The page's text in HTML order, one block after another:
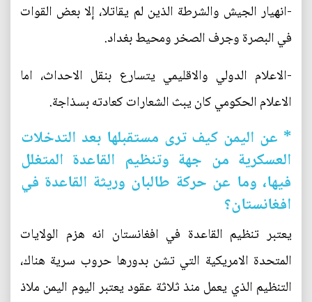
-انهيار الجيش والشرطة الذين لم يقاتلا، إلا بعض القوات
في البصرة وجرف الصخر ومحيط بغداد.
-الاعلام الدولي والاقليمي يتسارع بنقل الاحداث، اما
الاعلام الحكومي كان يبث الشعارات كعادته بسذاجة.
* عن اليمن كيف ترى مستقبلها بعد التدخلات
العسكرية من جهة وتنظيم القاعدة المتغلل
فيها، وما عن حركة طالبان وريثة القاعدة في
افغانستان؟
يعتبر تنظيم القاعدة في افغانستان انه هزم الولايات
المتحدة الامريكية التي تشن بدورها حروب سرية هناك،
التنظيم الذي يعمل منذ ثلاثة عقود يعتبر اليوم اليمن ملاذ